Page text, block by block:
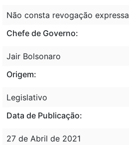
Não consta revogação expressa
Chefe de Governo:
Jair Bolsonaro
Origem:
Legislativo
Data de Publicação:
27 de Abril de 2021